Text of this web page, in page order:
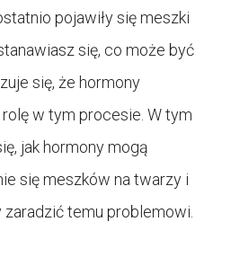
pojawiły się meszki
się, co może być
się, że hormony
w tym procesie. W tym
jak hormony mogą
się meszków na twarzy i
temu problemowi.